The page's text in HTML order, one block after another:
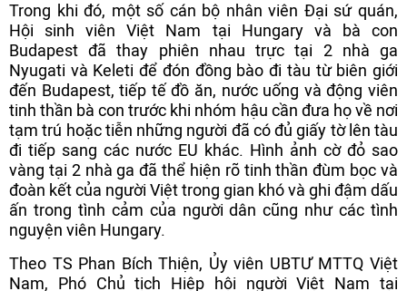
Trong khi đó, một số cán bộ nhân viên Đại sứ quán,
Hội sinh viên Việt Nam tại Hungary và bà con
Budapest đã thay phiên nhau trực tại 2 nhà ga
Nyugati và Keleti để đón đồng bào đi tàu từ biên giới
đến Budapest, tiếp tế đồ ăn, nước uống và động viên
tinh thần bà con trước khi nhóm hậu cần đưa họ về nơi
tạm trú hoặc tiễn những người đã có đủ giấy tờ lên tàu
đi tiếp sang các nước EU khác. Hình ảnh cờ đỏ sao
vàng tại 2 nhà ga đã thể hiện rõ tinh thần đùm bọc và
đoàn kết của người Việt trong gian khó và ghi đậm dấu
ấn trong tình cảm của người dân cũng như các tình
nguyện viên Hungary.
Theo TS Phan Bích Thiện, Ủy viên UBTƯ MTTQ Việt
Nam, Phó Chủ tịch Hiệp hội người Việt Nam tại